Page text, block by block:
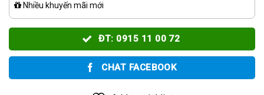
Nhiều khuyến mãi mới
ĐT: 0915 11 00 72
CHAT FACEBOOK